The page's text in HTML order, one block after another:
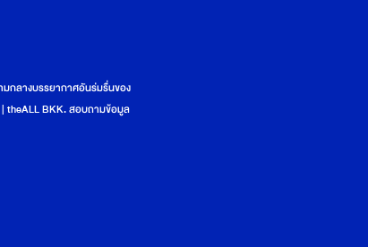
มกลางบรรยากาศอันร่มรื่นของ
theALL BKK. สอบถามข้อมูล